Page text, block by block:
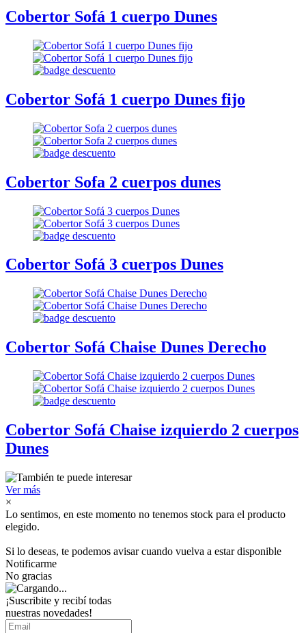
Cobertor Sofá 1 cuerpo Dunes
Cobertor Sofá 1 cuerpo Dunes fijo
Cobertor Sofa 2 cuerpos dunes
Cobertor Sofá 3 cuerpos Dunes
Cobertor Sofá Chaise Dunes Derecho
Cobertor Sofá Chaise izquierdo 2 cuerpos
Dunes
Ver más
×
Lo sentimos, en este momento no tenemos stock para el producto
elegido.
Si lo deseas, te podemos avisar cuando vuelva a estar disponible
Notificarme
No gracias
¡Suscribite y recibí todas
nuestras novedades!